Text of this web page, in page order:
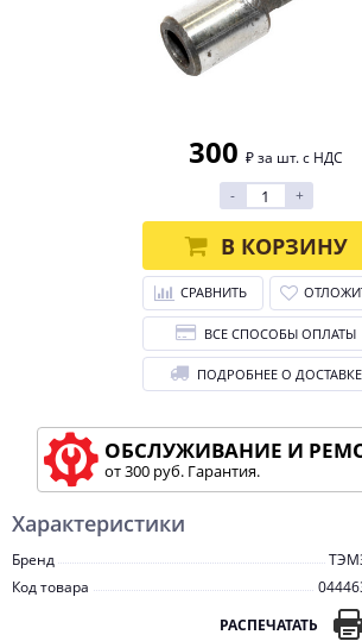
Характеристики
Бренд
Код товара
РАСПЕЧАТАТЬ
300 ₽ за шт. с НДС
-
+
В КОРЗИНУ
СРАВНИТЬ
ВСЕ СПОСОБЫ ОПЛАТЫ
ПОДРОБНЕЕ О ДОСТАВКЕ
ОБСЛУЖИВАНИЕ И
от 300 руб. Гарантия.